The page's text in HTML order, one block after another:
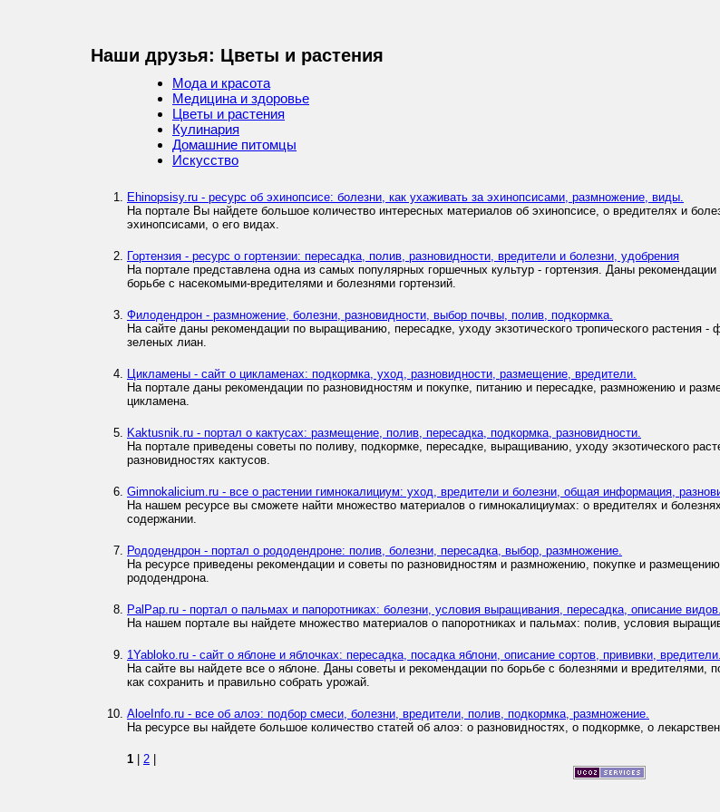
Наши друзья: Цветы и растения
Мода и красота
Медицина и здоровье
Цветы и растения
Кулинария
Домашние питомцы
Искусство
Ehinopsisy.ru - ресурс об эхинопсисе: болезни, как ухаживать за эхинопсисами, размножение, виды.
На портале Вы найдете большое количество интересных материалов об эхинопсисе, о вредителях и
эхинопсисами, о его видах.
Гортензия - ресурс о гортензии: пересадка, полив, разновидности, вредители и болезни, удобрения
На портале представлена одна из самых популярных горшечных культур - гортензия. Даны
борьбе с насекомыми-вредителями и болезнями гортензий.
Филодендрон - размножение, болезни, разновидности, выбор почвы, полив, подкормка.
На сайте даны рекомендации по выращиванию, пересадке, уходу экзотического тропического
зеленых лиан.
Цикламены - сайт о цикламенах: подкормка, уход, разновидности, размещение, вредители.
На портале даны рекомендации по разновидностям и покупке, питанию и пересадке, размножению и
цикламена.
Kaktusnik.ru - портал о кактусах: размещение, полив, пересадка, подкормка, разновидности.
На портале приведены советы по поливу, подкормке, пересадке, выращиванию, уходу экзотического
разновидностях кактусов.
Gimnokalicium.ru - все о растении гимнокалициум: уход, вредители и болезни, общая информация,
На нашем ресурсе вы сможете найти множество материалов о гимнокалициумах: о вредителях и
содержании.
Рододендрон - портал о рододендроне: полив, болезни, пересадка, выбор, размножение.
На ресурсе приведены рекомендации и советы по разновидностям и размножению, покупке и
рододендрона.
PalPap.ru - портал о пальмах и папоротниках: болезни, условия выращивания, пересадка, описание видов.
На нашем портале вы найдете множество материалов о папоротниках и пальмах: полив, условия
1Yabloko.ru - сайт о яблоне и яблочках: пересадка, посадка яблони, описание сортов, прививки, вредители.
На сайте вы найдете все о яблоне. Даны советы и рекомендации по борьбе с болезнями и вредителями,
как сохранить и правильно собрать урожай.
AloeInfo.ru - все об алоэ: подбор смеси, болезни, вредители, полив, подкормка, размножение.
На ресурсе вы найдете большое количество статей об алоэ: о разновидностях, о подкормке, о
1 2